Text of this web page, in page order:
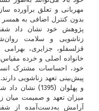
مهربانی و تعلق برآورده
پژوهش خود نشان داد
زناشویی و سلامت
خانواده اصلی و خرده
خود، احساسات مشترک
پیش‌بینی تعهد زناشویی
و پهلوان (1395)
میزان تعهد و صمیمت میان
آرامش به‌دست‌آمده از